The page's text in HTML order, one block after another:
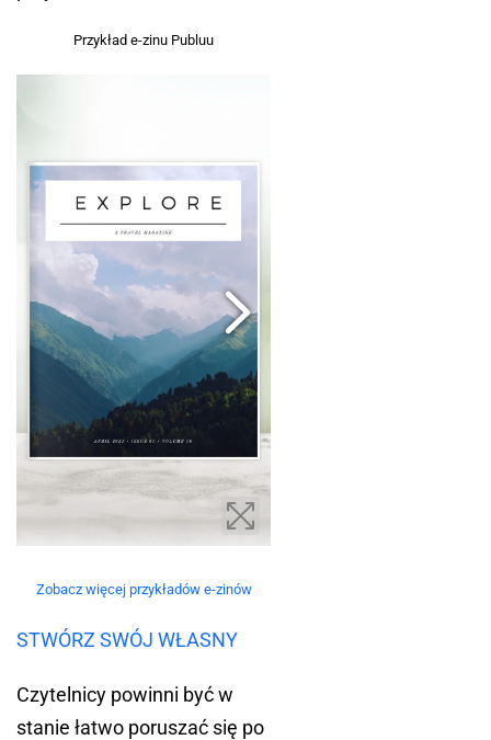
Przykład e-zinu Publuu
Zobacz więcej przykładów e-zinów
STWÓRZ SWÓJ WŁASNY
Czytelnicy powinni być w
stanie łatwo poruszać się po